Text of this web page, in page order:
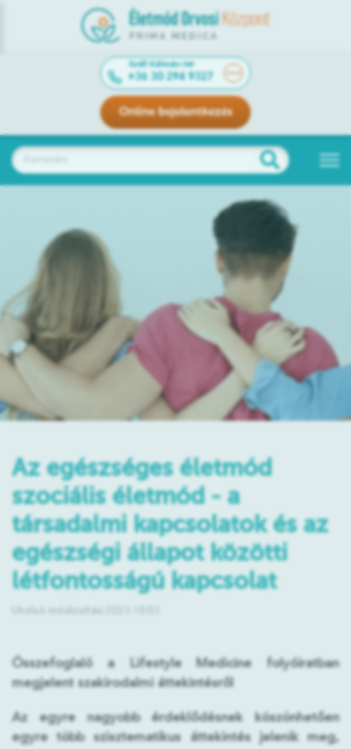
Széll Kálmán tér
+36 30 294 9327
Online bejelentkezés
Az egészséges életmód
szociális életmód - a
társadalmi kapcsolatok és az
egészségi állapot közötti
létfontosságú kapcsolat
Összefoglaló a Lifestyle Medicine folyóiratban
megjelent szakirodalmi áttekintésről
Az egyre nagyobb érdeklődésnek köszönhetően
egyre több szisztematikus áttekintés jelenik meg,